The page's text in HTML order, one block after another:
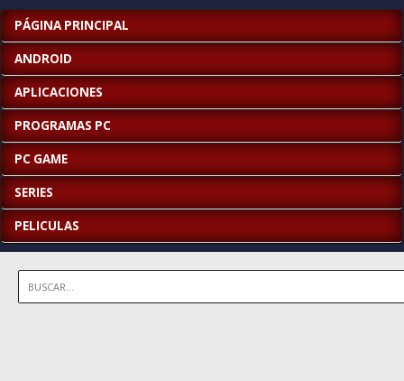
PÁGINA PRINCIPAL
ANDROID
APLICACIONES
PROGRAMAS PC
PC GAME
SERIES
PELICULAS